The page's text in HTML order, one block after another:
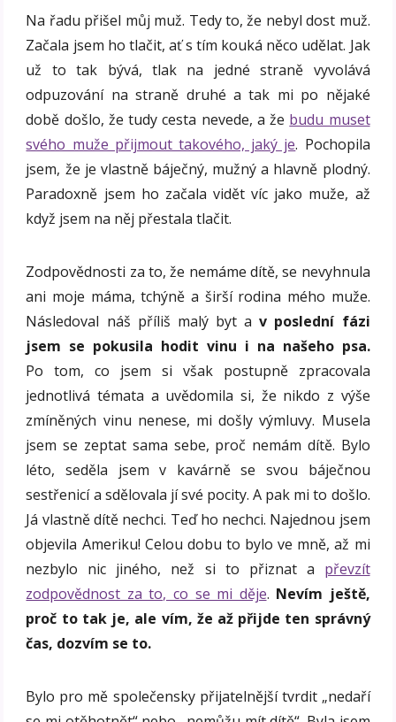
Na řadu přišel můj muž. Tedy to, že nebyl dost muž.
Začala jsem ho tlačit, ať s tím kouká něco udělat. Jak
už to tak bývá, tlak na jedné straně vyvolává
odpuzování na straně druhé a tak mi po nějaké
době došlo, že tudy cesta nevede, a že budu muset
svého muže přijmout takového, jaký je. Pochopila
jsem, že je vlastně báječný, mužný a hlavně plodný.
Paradoxně jsem ho začala vidět víc jako muže, až
když jsem na něj přestala tlačit.
Zodpovědnosti za to, že nemáme dítě, se nevyhnula
ani moje máma, tchýně a širší rodina mého muže.
Následoval náš příliš malý byt av poslední fázi
jsem se pokusila hodit vinu i na našeho psa.
Po tom, co jsem si však postupně zpracovala
jednotlivá témata a uvědomila si, že nikdo z výše
zmíněných vinu nenese, mi došly výmluvy. Musela
jsem se zeptat sama sebe, proč nemám dítě. Bylo
léto, seděla jsem v kavárně se svou báječnou
sestřenicí a sdělovala jí své pocity. A pak mi to došlo.
Já vlastně dítě nechci. Teď ho nechci. Najednou jsem
objevila Ameriku! Celou dobu to bylo ve mně, až mi
nezbylo nic jiného, než si to přiznat a převzít
zodpovědnost za to, co se mi děje. Nevím ještě,
proč to tak je, ale vím, že až přijde ten správný
čas, dozvím se to.
Bylo pro mě společensky přijatelnější tvrdit „nedaří